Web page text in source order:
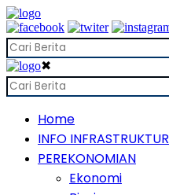
✖
Home
INFO INFRASTRUKTUR
PEREKONOMIAN
Ekonomi